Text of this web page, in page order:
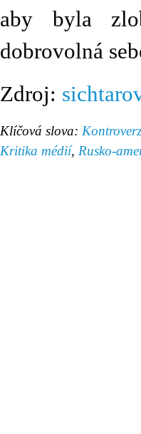
aby byla
dobrovolná
Zdroj:
Klíčová slova:
Kritika médií, Rusko-